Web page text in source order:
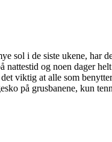
sol i de siste ukene, har
nattestid og noen dager
viktig at alle som
på grusbanene, kun